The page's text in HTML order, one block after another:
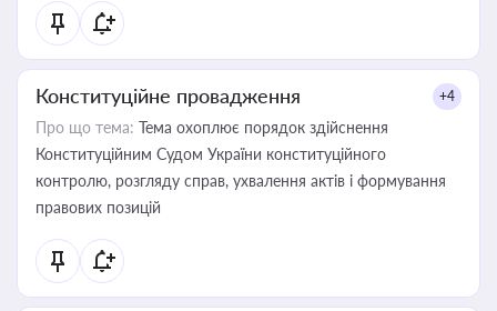
Конституційне провадження +4
Про що тема: Тема охоплює порядок здійснення
Конституційним Судом України конституційного
контролю, розгляду справ, ухвалення актів і формування
правових позицій